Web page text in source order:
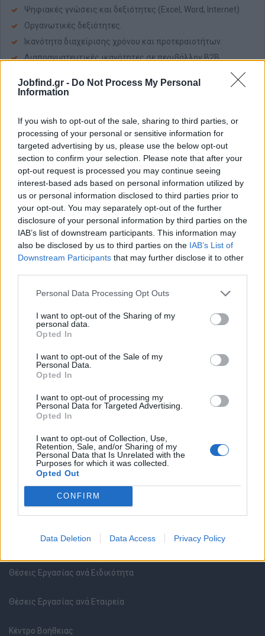
Jobfind.gr - Do Not Process My Personal
Information
If you wish to opt-out of the sale, sharing to third parties, or
processing of your personal or sensitive information for
targeted advertising by us, please use the below opt-out
section to confirm your selection. Please note that after your
opt-out request is processed you may continue seeing
interest-based ads based on personal information utilized by
us or personal information disclosed to third parties prior to
your opt-out. You may separately opt-out of the further
disclosure of your personal information by third parties on the
IAB’s list of downstream participants. This information may
also be disclosed by us to third parties on the IAB’s List of
Downstream Participants that may further disclose it to other
Personal Data Processing Opt Outs
I want to opt-out of the Sharing of my
personal data.
Opted In
I want to opt-out of the Sale of my
Personal Data.
Opted In
I want to opt-out of processing my
Personal Data for Targeted Advertising.
Opted In
I want to opt-out of Collection, Use,
Retention, Sale, and/or Sharing of my
Personal Data that Is Unrelated with the
Purposes for which it was collected.
Opted Out
CONFIRM
Data Deletion Data Access Privacy Policy
Ψηφιακές γνώσεις και δεξιότητες (Excel, Word, Internet)
Οργανωτικές δεξιότητες.
Ικανότητα διαχείρισης χρόνου και προτεραιοτήτων.
Διαπραγματευτικές ικανότητες σε περιβάλλον B2B.
Πελατοκεντρική αντίληψη και επαγγελματική προσέγγιση
Δίπλωμα οδήγησης για την άμεση εξυπηρέτηση των
πελατών μας.
Παροχές
Επαγγελματικό όχημα
laptop
Κινητό τηλέφωνο
Αίτηση - Αποστολή Βιογραφικού
Εγγραφή Είσοδος
Θέσεις εργασίας
Όλες οι Θέσεις Εργασίας
Θέσεις Εργασίας ανά Ειδικότητα
Θέσεις Εργασίας ανά Εταιρεία
Κέντρο Βοήθειας